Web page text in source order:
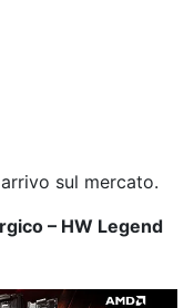
sul mercato.
– HW Legend